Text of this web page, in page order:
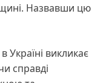
Назвавши цю
Україні викликає
справді